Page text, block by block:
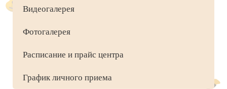
Видеогалерея
Фотогалерея
Расписание и прайс центра
График личного приема